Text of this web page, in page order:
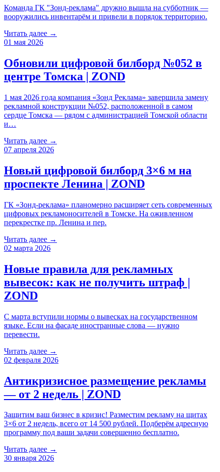
Команда ГК "Зонд-реклама" дружно вышла на субботник —
вооружились инвентарём и привели в порядок территорию.
Читать далее →
01 мая 2026
Обновили цифровой билборд №052 в
центре Томска | ZOND
1 мая 2026 года компания «Зонд Реклама» завершила замену
рекламной конструкции №052, расположенной в самом
сердце Томска — рядом с администрацией Томской области
и…
Читать далее →
07 апреля 2026
Новый цифровой билборд 3×6 м на
проспекте Ленина | ZOND
ГК «Зонд-реклама» планомерно расширяет сеть современных
цифровых рекламоносителей в Томске. На оживленном
перекрестке пр. Ленина и пер.
Читать далее →
02 марта 2026
Новые правила для рекламных
вывесок: как не получить штраф |
ZOND
С марта вступили нормы о вывесках на государственном
языке. Если на фасаде иностранные слова — нужно
перевести.
Читать далее →
02 февраля 2026
Антикризисное размещение рекламы
— от 2 недель | ZOND
Защитим ваш бизнес в кризис! Разместим рекламу на щитах
3×6 от 2 недель, всего от 14 500 рублей. Подберём адресную
программу под ваши задачи совершенно бесплатно.
Читать далее →
30 января 2026